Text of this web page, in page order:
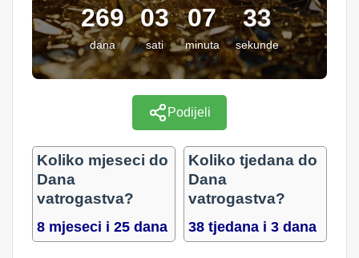
269
dana
03
sati
07
minuta
32
sekunde
Podijeli
Koliko mjeseci do
Dana
vatrogastva?
8 mjeseci i 25 dana
Koliko tjedana do
Dana
vatrogastva?
38 tjedana i 3 dana